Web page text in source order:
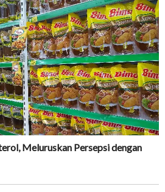
Meluruskan Persepsi dengan